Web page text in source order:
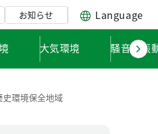
お知らせ Language
大気環境 騒音・振
環境保全地域